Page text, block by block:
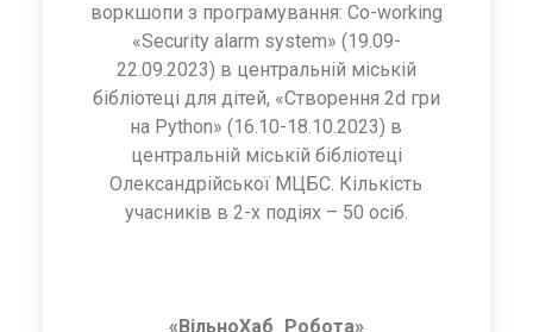
воркшопи з програмування: Co-working
«Security alarm system» (19.09-
22.09.2023) в центральній міській
бібліотеці для дітей, «Створення 2d гри
на Рython» (16.10-18.10.2023) в
центральній міській бібліотеці
Олександрійської МЦБС. Кількість
учасників в 2-х подіях – 50 осіб.
«ВільноХаб_Робота»